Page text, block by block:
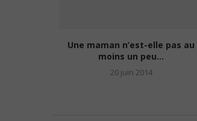
Une maman n’est-elle pas au
moins un peu...
20 juin 2014